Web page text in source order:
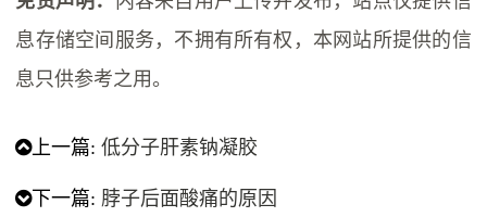
息存储空间服务，不拥有所有权，本网站所提供的信
息只供参考之用。
上一篇:​低分子肝素钠凝胶
下一篇: 脖子后面酸痛的原因